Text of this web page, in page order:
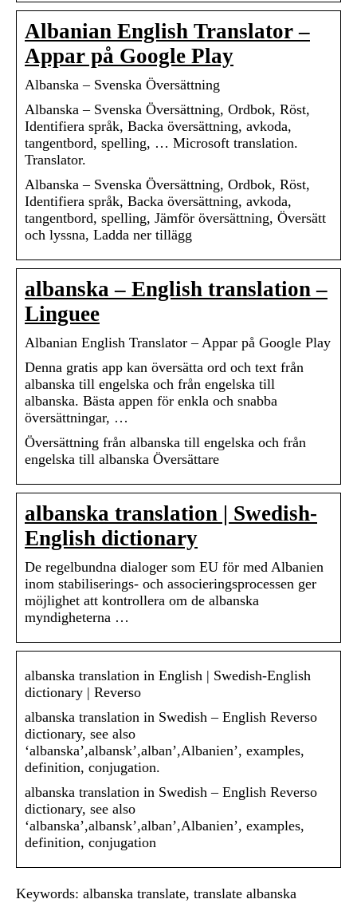
Albanian English Translator –
Appar på Google Play
Albanska – Svenska Översättning
Albanska – Svenska Översättning, Ordbok, Röst,
Identifiera språk, Backa översättning, avkoda,
tangentbord, spelling, … Microsoft translation.
Translator.
Albanska – Svenska Översättning, Ordbok, Röst,
Identifiera språk, Backa översättning, avkoda,
tangentbord, spelling, Jämför översättning, Översätt
och lyssna, Ladda ner tillägg
albanska – English translation –
Linguee
Albanian English Translator – Appar på Google Play
Denna gratis app kan översätta ord och text från
albanska till engelska och från engelska till
albanska. Bästa appen för enkla och snabba
översättningar, …
Översättning från albanska till engelska och från
engelska till albanska Översättare
albanska translation | Swedish-
English dictionary
De regelbundna dialoger som EU för med Albanien
inom stabiliserings- och associeringsprocessen ger
möjlighet att kontrollera om de albanska
myndigheterna …
albanska translation in English | Swedish-English
dictionary | Reverso
albanska translation in Swedish – English Reverso
dictionary, see also
‘albanska’,albansk’,alban’,Albanien’, examples,
definition, conjugation.
albanska translation in Swedish – English Reverso
dictionary, see also
‘albanska’,albansk’,alban’,Albanien’, examples,
definition, conjugation
Keywords: albanska translate, translate albanska